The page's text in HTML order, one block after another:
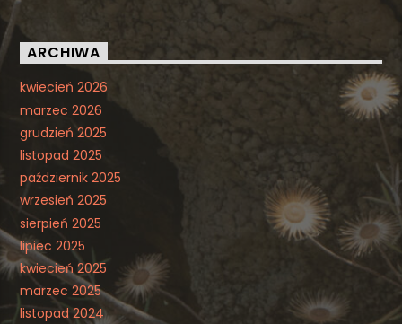
ARCHIWA
kwiecień 2026
marzec 2026
grudzień 2025
listopad 2025
październik 2025
wrzesień 2025
sierpień 2025
lipiec 2025
kwiecień 2025
marzec 2025
listopad 2024